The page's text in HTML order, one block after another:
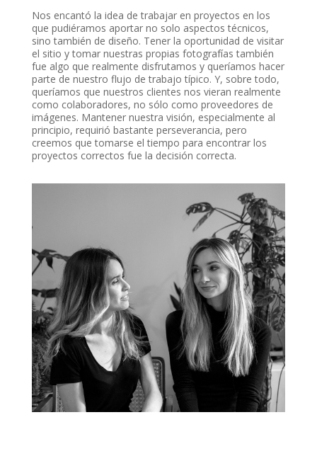
Nos encantó la idea de trabajar en proyectos en los
que pudiéramos aportar no solo aspectos técnicos,
sino también de diseño. Tener la oportunidad de visitar
el sitio y tomar nuestras propias fotografías también
fue algo que realmente disfrutamos y queríamos hacer
parte de nuestro flujo de trabajo típico. Y, sobre todo,
queríamos que nuestros clientes nos vieran realmente
como colaboradores, no sólo como proveedores de
imágenes. Mantener nuestra visión, especialmente al
principio, requirió bastante perseverancia, pero
creemos que tomarse el tiempo para encontrar los
proyectos correctos fue la decisión correcta.